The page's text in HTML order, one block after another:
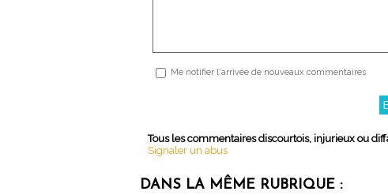
Me notifier l'arrivée de nouveaux commentaires
Tous les commentaires discourtois, injurieux ou
Signaler un abus
DANS LA MÊME RUBRIQUE :